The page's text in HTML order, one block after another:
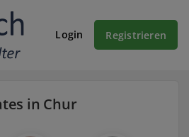
Login Registrieren
in Chur